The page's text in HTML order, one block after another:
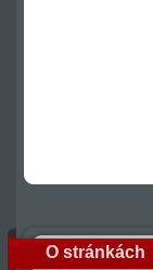
O stránkách